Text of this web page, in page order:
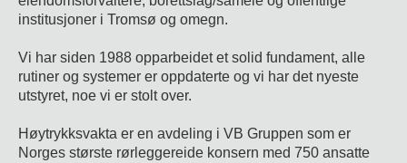
institusjoner i Tromsø og omegn.
Vi har siden 1988 opparbeidet et solid fundament, alle
rutiner og systemer er oppdaterte og vi har det nyeste
utstyret, noe vi er stolt over.
Høytrykksvakta er en avdeling i VB Gruppen som er
Norges største rørleggereide konsern med 750 ansatte